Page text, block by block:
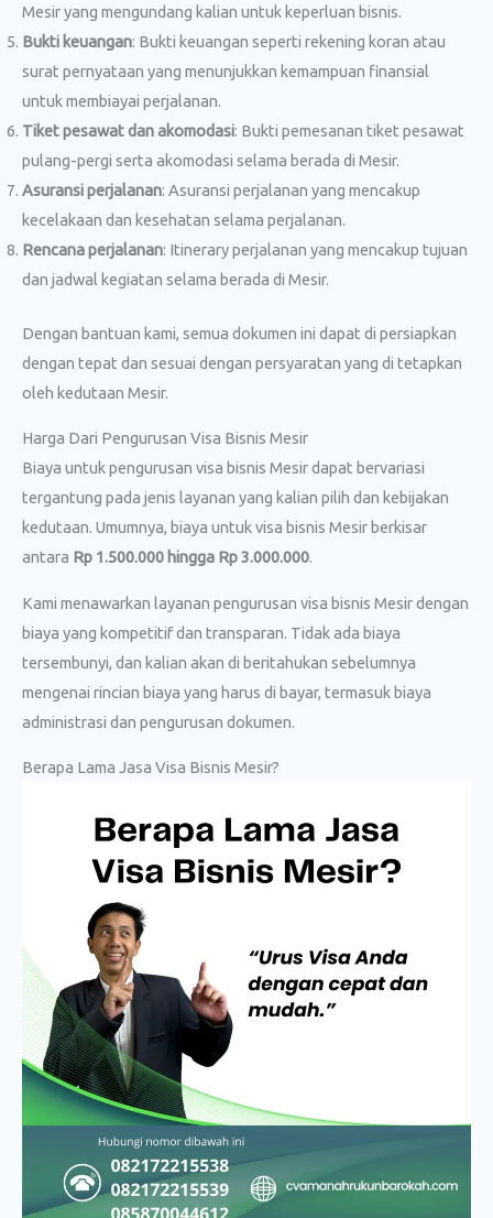
Mesir yang mengundang kalian untuk keperluan bisnis.
Bukti keuangan: Bukti keuangan seperti rekening koran atau
surat pernyataan yang menunjukkan kemampuan finansial
untuk membiayai perjalanan.
Tiket pesawat dan akomodasi: Bukti pemesanan tiket pesawat
pulang-pergi serta akomodasi selama berada di Mesir.
Asuransi perjalanan: Asuransi perjalanan yang mencakup
kecelakaan dan kesehatan selama perjalanan.
Rencana perjalanan: Itinerary perjalanan yang mencakup tujuan
dan jadwal kegiatan selama berada di Mesir.
Dengan bantuan kami, semua dokumen ini dapat di persiapkan
dengan tepat dan sesuai dengan persyaratan yang di tetapkan
oleh kedutaan Mesir.
Harga Dari Pengurusan Visa Bisnis Mesir
Biaya untuk pengurusan visa bisnis Mesir dapat bervariasi
tergantung pada jenis layanan yang kalian pilih dan kebijakan
kedutaan. Umumnya, biaya untuk visa bisnis Mesir berkisar
antara Rp 1.500.000 hingga Rp 3.000.000.
Kami menawarkan layanan pengurusan visa bisnis Mesir dengan
biaya yang kompetitif dan transparan. Tidak ada biaya
tersembunyi, dan kalian akan di beritahukan sebelumnya
mengenai rincian biaya yang harus di bayar, termasuk biaya
administrasi dan pengurusan dokumen.
Berapa Lama Jasa Visa Bisnis Mesir?